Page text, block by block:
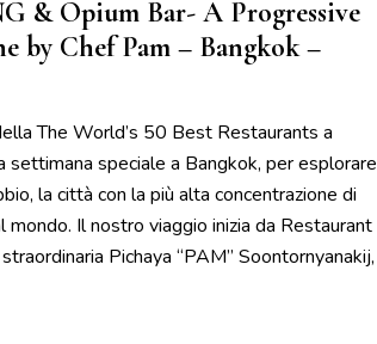
& Opium Bar- A Progressive
by Chef Pam – Bangkok –
The World’s 50 Best Restaurants a
settimana speciale a Bangkok, per esplorare
la città con la più alta concentrazione di
mondo. Il nostro viaggio inizia da Restaurant
Pichaya “PAM” Soontornyanakij,